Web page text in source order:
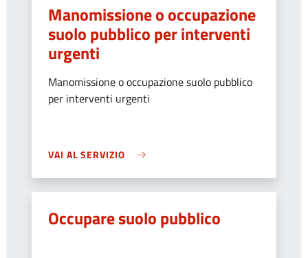
Manomissione o occupazione
suolo pubblico per interventi
urgenti
Manomissione o occupazione suolo pubblico
per interventi urgenti
VAI AL SERVIZIO
Occupare suolo pubblico